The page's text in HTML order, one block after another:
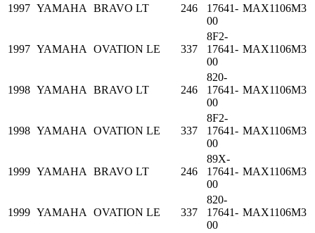
1997 YAMAHA BRAVO LT 246
17641-
00
MAX1106M3
1997 YAMAHA OVATION LE 337
8F2-
17641-
00
MAX1106M3
1998 YAMAHA BRAVO LT 246
820-
17641-
00
MAX1106M3
1998 YAMAHA OVATION LE 337
8F2-
17641-
00
MAX1106M3
1999 YAMAHA BRAVO LT 246
89X-
17641-
00
MAX1106M3
1999 YAMAHA OVATION LE 337
820-
17641-
00
MAX1106M3